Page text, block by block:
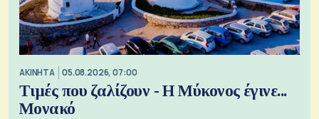
ΑΚΙΝΗΤΑ 05.08.2026, 07:00
Τιμές που ζαλίζουν - Η Μύκονος έγινε...
Μονακό